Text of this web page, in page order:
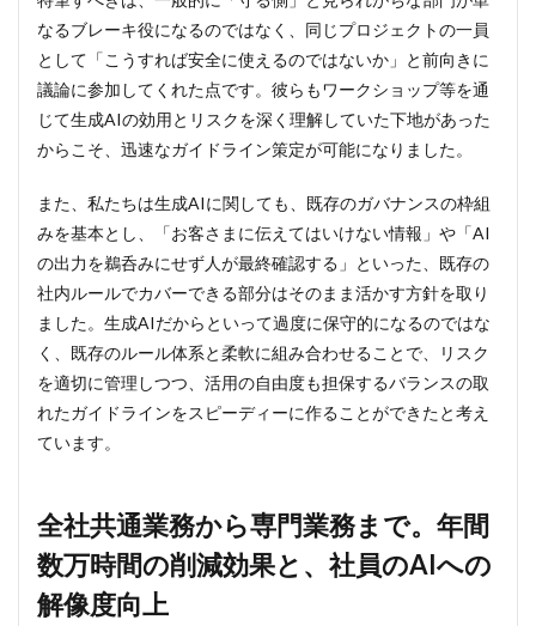
後押
し
6
AIを業
務プロセス
に“埋め込
AI」で、人と
AIの新たな協
業スタイル
を目指す
AI時
代を
勝ち
ため
に。
りの
価値
を最
大化
する
なるブレーキ役になるのではなく、同じプロジェクトの一員
として「こうすれば安全に使えるのではないか」と前向きに
議論に参加してくれた点です。彼らもワークショップ等を通
じて生成AIの効用とリスクを深く理解していた下地があった
からこそ、迅速なガイドライン策定が可能になりました。
また、私たちは生成AIに関しても、既存のガバナンスの枠組
みを基本とし、「お客さまに伝えてはいけない情報」や「AI
の出力を鵜呑みにせず人が最終確認する」といった、既存の
社内ルールでカバーできる部分はそのまま活かす方針を取り
ました。生成AIだからといって過度に保守的になるのではな
く、既存のルール体系と柔軟に組み合わせることで、リスク
を適切に管理しつつ、活用の自由度も担保するバランスの取
れたガイドラインをスピーディーに作ることができたと考え
ています。
全社共通業務から専門業務まで。年間
数万時間の削減効果と、社員のAIへの
解像度向上